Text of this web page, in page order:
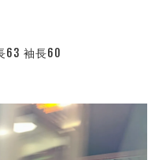
63 袖長60